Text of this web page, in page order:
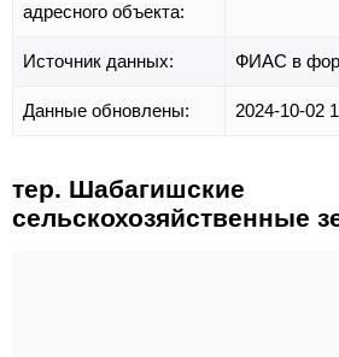
адресного объекта:
Источник данных: ФИАС в
Данные обновлены: 2024-10-02
тер. Шабагишские
сельскохозяйственные